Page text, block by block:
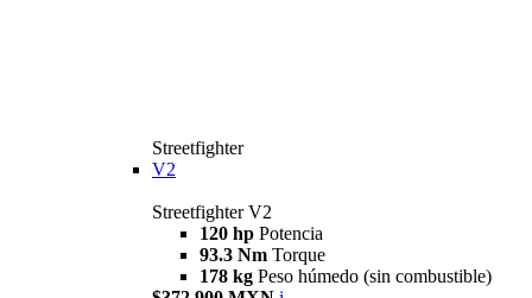
Streetfighter
V2
Streetfighter V2
120 hp Potencia
93.3 Nm Torque
178 kg Peso húmedo (sin combustible)